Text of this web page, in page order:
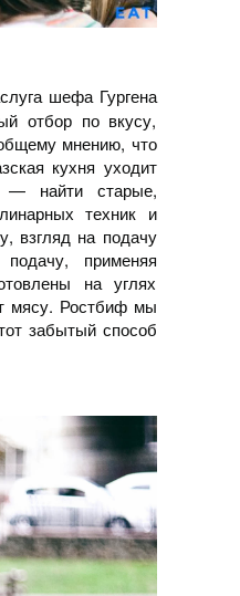
шефа Гургена
отбор по вкусу,
мнению, что
кухня уходит
— найти старые,
техник и
взгляд на подачу
применяя
на углях
мясу. Ростбиф мы
забытый способ